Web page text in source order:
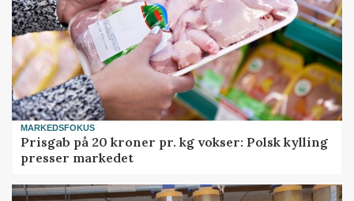
MARKEDSFOKUS
Prisgab på 20 kroner pr. kg vokser: Polsk kylling
presser markedet